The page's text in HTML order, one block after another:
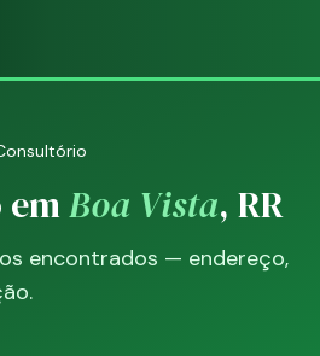
Boa Vista, RR
encontrados — endereço,